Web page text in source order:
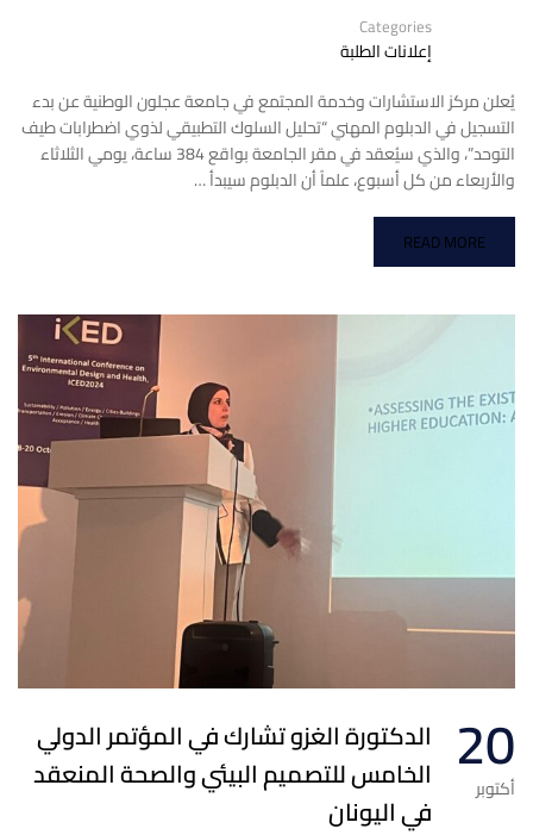
Categories
إعلانات الطلبة
يُعلن مركز الاستشارات وخدمة المجتمع في جامعة عجلون الوطنية عن بدء
التسجيل في الدبلوم المهني “تحليل السلوك التطبيقي لذوي اضطرابات طيف
التوحد”، والذي سيُعقد في مقر الجامعة بواقع 384 ساعة، يومي الثلاثاء
والأربعاء من كل أسبوع، علماً أن الدبلوم سيبدأ …
READ MORE
20
أكتوبر
الدكتورة الغزو تشارك في المؤتمر الدولي
الخامس للتصميم البيئي والصحة المنعقد
في اليونان